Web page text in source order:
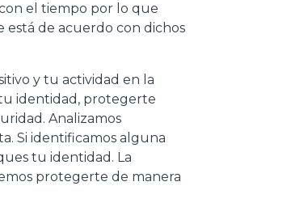
el tiempo por lo que
está de acuerdo con dichos
y tu actividad en la
tu identidad, protegerte
Analizamos
Si identificamos alguna
tu identidad. La
protegerte de manera